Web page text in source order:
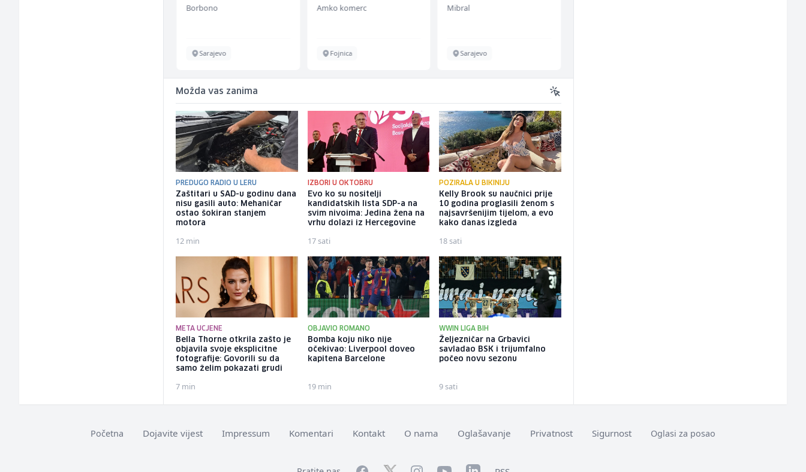
Borbono
Sarajevo
Amko komerc
Fojnica
Mibral
Sarajevo
Možda vas zanima
PREDUGO RADIO U LERU
Zaštitari u SAD-u godinu dana
nisu gasili auto: Mehaničar
ostao šokiran stanjem
motora
12 min
IZBORI U OKTOBRU
Evo ko su nositelji
kandidatskih lista SDP-a na
svim nivoima: Jedina žena na
vrhu dolazi iz Hercegovine
17 sati
POZIRALA U BIKINIJU
Kelly Brook su naučnici prije
10 godina proglasili ženom s
najsavršenijim tijelom, a evo
kako danas izgleda
18 sati
META UCJENE
Bella Thorne otkrila zašto je
objavila svoje eksplicitne
fotografije: Govorili su da
samo želim pokazati grudi
7 min
OBJAVIO ROMANO
Bomba koju niko nije
očekivao: Liverpool doveo
kapitena Barcelone
19 min
WWIN LIGA BIH
Željezničar na Grbavici
savladao BSK i trijumfalno
počeo novu sezonu
9 sati
Početna Dojavite vijest Impressum Komentari Kontakt O nama Oglašavanje Privatnost Sigurnost Oglasi za posao